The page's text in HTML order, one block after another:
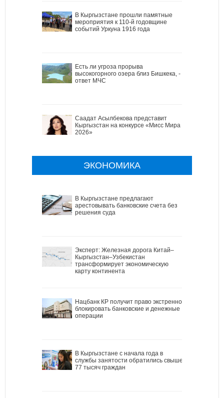
В Кыргызстане прошли памятные
мероприятия к 110-й годовщине
событий Уркуна 1916 года
Есть ли угроза прорыва
высокогорного озера близ Бишкека, -
ответ МЧС
Саадат Асылбекова представит
Кыргызстан на конкурсе «Мисс Мира
2026»
ЭКОНОМИКА
В Кыргызстане предлагают
арестовывать банковские счета без
решения суда
Эксперт: Железная дорога Китай–
Кыргызстан–Узбекистан
трансформирует экономическую
карту континента
Нацбанк КР получит право экстренно
блокировать банковские и денежные
операции
В Кыргызстане с начала года в
службы занятости обратились свыше
77 тысяч граждан